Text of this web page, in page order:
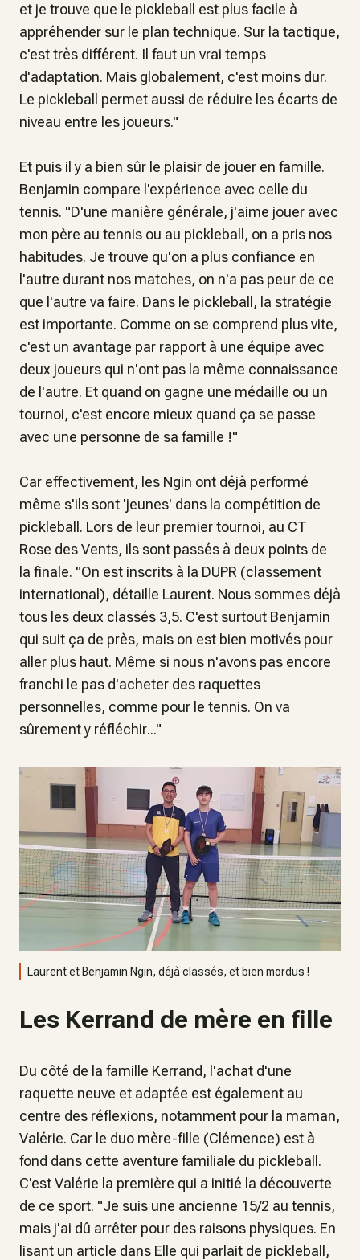
et je trouve que le pickleball est plus facile à
appréhender sur le plan technique. Sur la tactique,
c'est très différent. Il faut un vrai temps
d'adaptation. Mais globalement, c'est moins dur.
Le pickleball permet aussi de réduire les écarts de
niveau entre les joueurs."
Et puis il y a bien sûr le plaisir de jouer en famille.
Benjamin compare l'expérience avec celle du
tennis. "D'une manière générale, j'aime jouer avec
mon père au tennis ou au pickleball, on a pris nos
habitudes. Je trouve qu'on a plus confiance en
l'autre durant nos matches, on n'a pas peur de ce
que l'autre va faire. Dans le pickleball, la stratégie
est importante. Comme on se comprend plus vite,
c'est un avantage par rapport à une équipe avec
deux joueurs qui n'ont pas la même connaissance
de l'autre. Et quand on gagne une médaille ou un
tournoi, c'est encore mieux quand ça se passe
avec une personne de sa famille !"
Car effectivement, les Ngin ont déjà performé
même s'ils sont 'jeunes' dans la compétition de
pickleball. Lors de leur premier tournoi, au CT
Rose des Vents, ils sont passés à deux points de
la finale. "On est inscrits à la DUPR (classement
international), détaille Laurent. Nous sommes déjà
tous les deux classés 3,5. C'est surtout Benjamin
qui suit ça de près, mais on est bien motivés pour
aller plus haut. Même si nous n'avons pas encore
franchi le pas d'acheter des raquettes
personnelles, comme pour le tennis. On va
sûrement y réfléchir..."
Laurent et Benjamin Ngin, déjà classés, et bien mordus !
Les Kerrand de mère en fille
Du côté de la famille Kerrand, l'achat d'une
raquette neuve et adaptée est également au
centre des réflexions, notamment pour la maman,
Valérie. Car le duo mère-fille (Clémence) est à
fond dans cette aventure familiale du pickleball.
C'est Valérie la première qui a initié la découverte
de ce sport. "Je suis une ancienne 15/2 au tennis,
mais j'ai dû arrêter pour des raisons physiques. En
lisant un article dans Elle qui parlait de pickleball,